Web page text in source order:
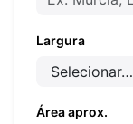
Largura
Área aprox.